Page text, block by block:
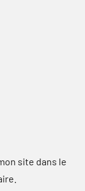
site dans le